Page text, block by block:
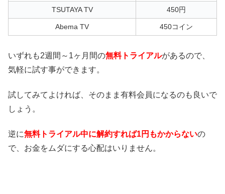
TSUTAYA TV 450円
Abema TV 450コイン
いずれも2週間～1ヶ月間の無料トライアルがあるので、
気軽に試す事ができます。
試してみてよければ、そのまま有料会員になるのも良いで
しょう。
逆に無料トライアル中に解約すれば1円もかからないの
で、お金をムダにする心配はいりません。